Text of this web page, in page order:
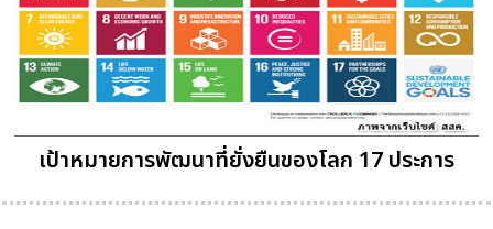
เป้าหมายการพัฒนาที่ยั่งยืนของโลก 17 ประการ